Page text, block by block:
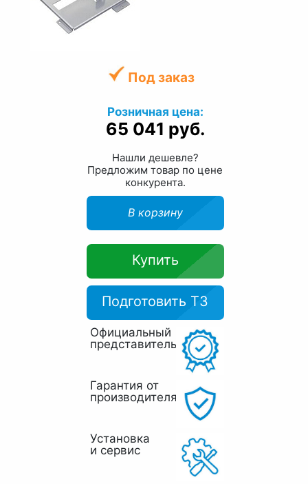
Под заказ
Розничная цена:
65 041 руб.
Нашли дешевле?
Предложим товар по цене
конкурента.
В корзину
Купить
Подготовить ТЗ
Официальный
представитель
Гарантия от
производителя
Установка
и сервис